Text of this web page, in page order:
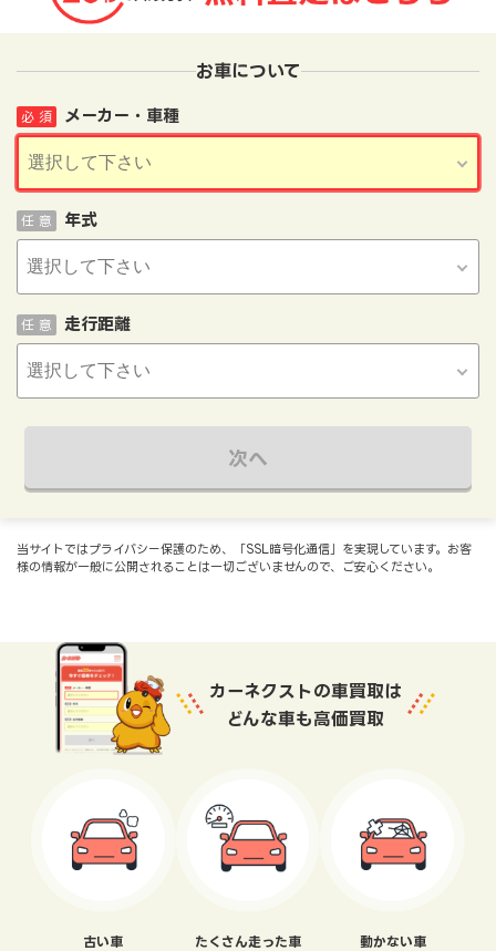
お車について
メーカー・車種
必 須
年式
任 意
走行距離
任 意
次へ
当サイトではプライバシー保護のため、「SSL暗号化通信」を実現しています。お客
様の情報が一般に公開されることは一切ございませんので、ご安心ください。
カーネクストの車買取は
どんな車も高価買取
古い車 たくさん走った車 動かない車